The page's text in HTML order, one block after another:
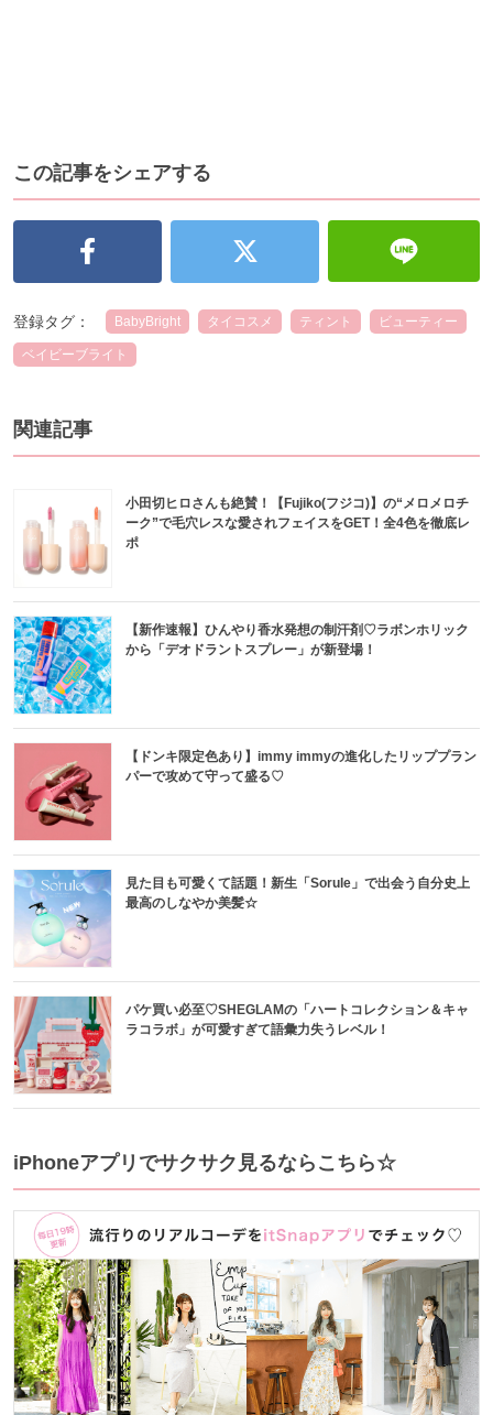
この記事をシェアする
登録タグ： BabyBright タイコスメ ティント ビューティー
ベイビーブライト
関連記事
小田切ヒロさんも絶賛！【Fujiko(フジコ)】の“メロメロチ
ーク”で毛穴レスな愛されフェイスをGET！全4色を徹底レ
ポ
【新作速報】ひんやり香水発想の制汗剤♡ラボンホリック
から「デオドラントスプレー」が新登場！
【ドンキ限定色あり】immy immyの進化したリッププラン
パーで攻めて守って盛る♡
見た目も可愛くて話題！新生「Sorule」で出会う自分史上
最高のしなやか美髪☆
パケ買い必至♡SHEGLAMの「ハートコレクション＆キャ
ラコラボ」が可愛すぎて語彙力失うレベル！
iPhoneアプリでサクサク見るならこちら☆